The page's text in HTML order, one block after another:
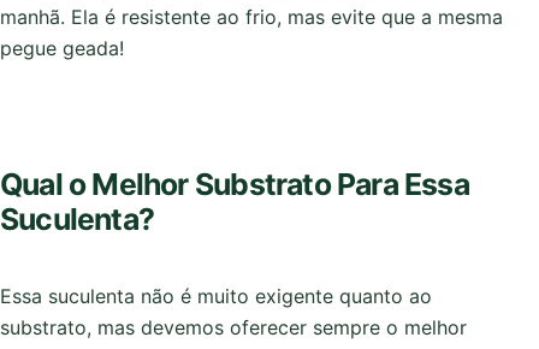
manhã. Ela é resistente ao frio, mas evite que a mesma
pegue geada!
Qual o Melhor Substrato Para Essa
Suculenta?
Essa suculenta não é muito exigente quanto ao
substrato, mas devemos oferecer sempre o melhor